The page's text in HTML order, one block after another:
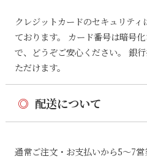
クレジットカードのセキュリテ
ております。 カード番号は暗号
で、どうぞご安心ください。 銀
ただけます。
◎ 配送について
通常ご注文・お支払いから5〜7営